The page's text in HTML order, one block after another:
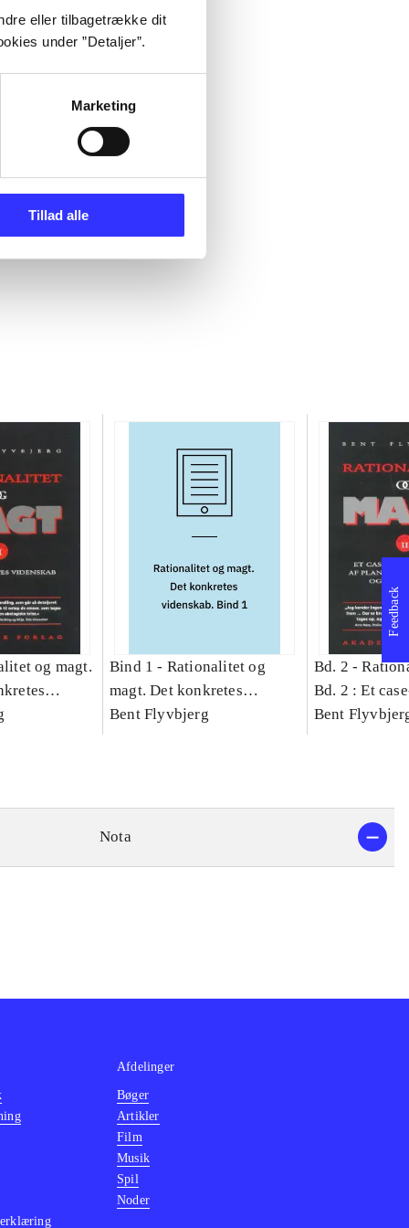
eller tilbagetrække dit
under ”Detaljer”.
Marketing
Tillad alle
og magt.
Bind 1 - Rationalitet og
magt. Det konkretes
videnskab. Bind 1
Bent Flyvbjerg
Bd. 2 -
Bd. 2 : Et
studie af
Bent
Nota
Feedback
Afdelinger
Bøger
Artikler
Film
Musik
Spil
Noder